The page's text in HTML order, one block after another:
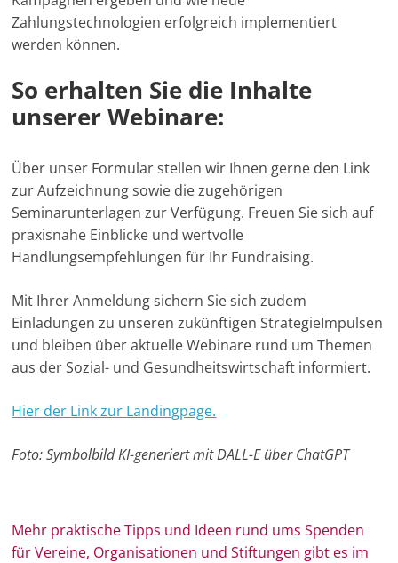
Zahlungstechnologien erfolgreich implementiert
werden können.
So erhalten Sie die Inhalte
unserer Webinare:
Über unser Formular stellen wir Ihnen gerne den Link
zur Aufzeichnung sowie die zugehörigen
Seminarunterlagen zur Verfügung. Freuen Sie sich auf
praxisnahe Einblicke und wertvolle
Handlungsempfehlungen für Ihr Fundraising.
Mit Ihrer Anmeldung sichern Sie sich zudem
Einladungen zu unseren zukünftigen StrategieImpulsen
und bleiben über aktuelle Webinare rund um Themen
aus der Sozial- und Gesundheitswirtschaft informiert.
Hier der Link zur Landingpage.
Foto: Symbolbild KI-generiert mit DALL-E über ChatGPT
Mehr prak­ti­sche Tipps und Ideen rund ums Spen­den
für Ver­eine, Orga­ni­sa­tionen und Stif­tungen gibt es im